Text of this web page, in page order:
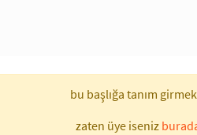
bu başlığa tanım
zaten üye iseniz